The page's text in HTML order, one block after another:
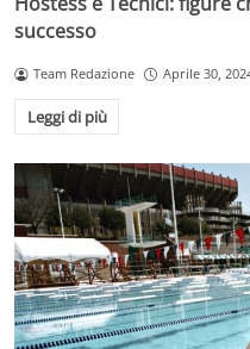
successo
Team Redazione Aprile 30,
Leggi di più